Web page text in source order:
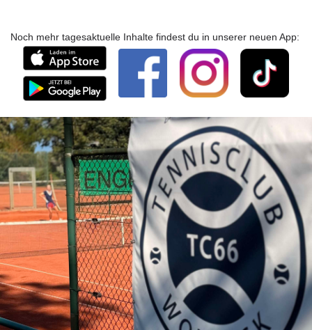
Noch mehr tagesaktuelle Inhalte findest du in unserer neuen App: